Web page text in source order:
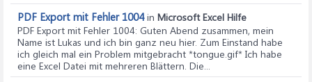
PDF Export mit Fehler 1004in Microsoft Excel Hilfe
PDF Export mit Fehler 1004: Guten Abend zusammen, mein
Name ist Lukas und ich bin ganz neu hier. Zum Einstand habe
ich gleich mal ein Problem mitgebracht *tongue.gif* Ich habe
eine Excel Datei mit mehreren Blättern. Die...